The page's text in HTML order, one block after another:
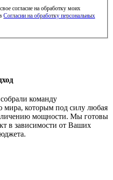
согласие на обработку моих
Согласии на обработку персональных
команду
мира, которым под силу любая
мощности. Мы готовы
в зависимости от Ваших